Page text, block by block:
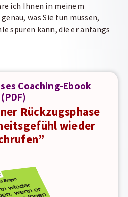
ich Ihnen in meinem
was Sie tun müssen,
spüren kann, die er anfangs
Coaching-Ebook
(PDF)
Rückzugsphase
wieder